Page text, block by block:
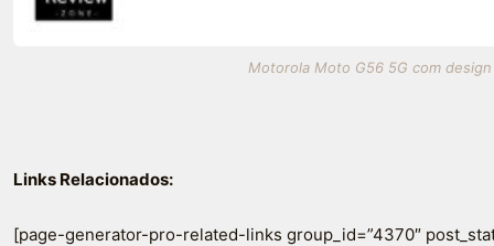
Motorola Moto G56 5G com
Links Relacionados:
[page-generator-pro-related-links group_id=”4370″